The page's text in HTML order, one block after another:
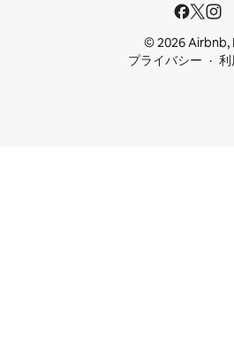
© 2026 Airbnb,
プライバシー
利